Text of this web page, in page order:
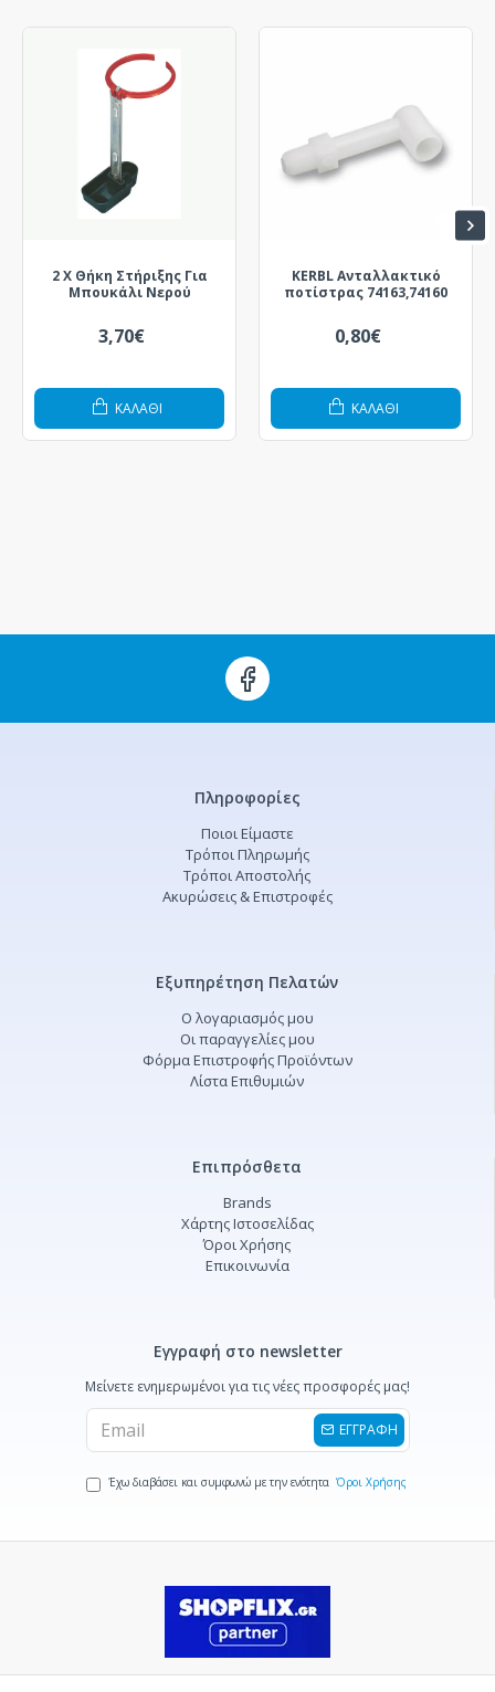
2 X Θήκη Στήριξης Για
Μπουκάλι Νερού
3,70€
ΚΑΛΆΘΙ
KERBL Ανταλλακτικό
ποτίστρας 74163,74160
0,80€
ΚΑΛΆΘΙ
Πληροφορίες
Ποιοι Είμαστε
Τρόποι Πληρωμής
Τρόποι Αποστολής
Ακυρώσεις & Επιστροφές
Εξυπηρέτηση Πελατών
Ο λογαριασμός μου
Οι παραγγελίες μου
Φόρμα Επιστροφής Προϊόντων
Λίστα Επιθυμιών
Επιπρόσθετα
Brands
Χάρτης Ιστοσελίδας
Όροι Χρήσης
Επικοινωνία
Εγγραφή στο newsletter
Μείνετε ενημερωμένοι για τις νέες προσφορές μας!
ΕΓΓΡΑΦΗ
Έχω διαβάσει και συμφωνώ με την ενότητα Όροι Χρήσης